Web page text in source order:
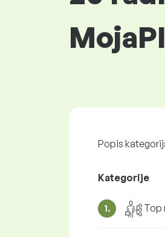
Popis
Kategorije
1. Top